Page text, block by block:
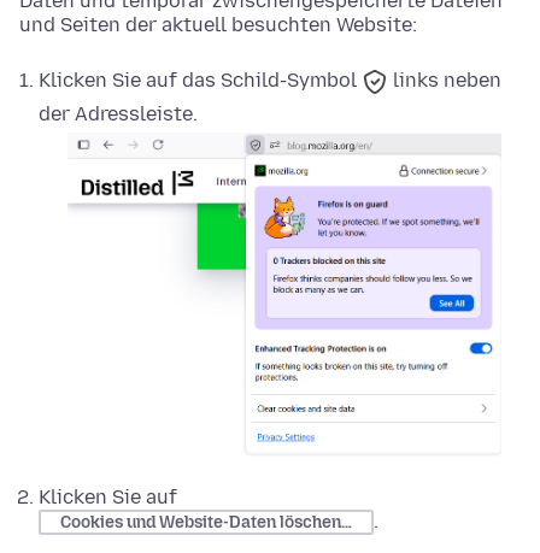
und Seiten der aktuell besuchten Website:
Klicken Sie auf das Schild-Symbol
links neben
der Adressleiste.
Klicken Sie auf
Cookies und Website-Daten löschen… .